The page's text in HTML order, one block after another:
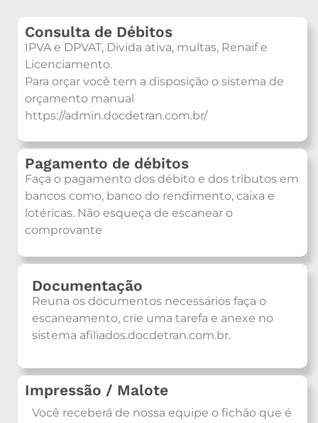
Consulta de Débitos
IPVA e DPVAT, Divida ativa, multas, Renaif e
Licenciamento.
Para orçar você tem a disposição o sistema de
orçamento manual
https://admin.docdetran.com.br/
Pagamento de débitos
Faça o pagamento dos débito e dos tributos em
bancos como, banco do rendimento, caixa e
lotéricas. Não esqueça de escanear o
comprovante
Documentação
Reuna os documentos necessários faça o
escaneamento, crie uma tarefa e anexe no
sistema afiliados.docdetran.com.br.
Impressão / Malote
Você receberá de nossa equipe o fichão que é